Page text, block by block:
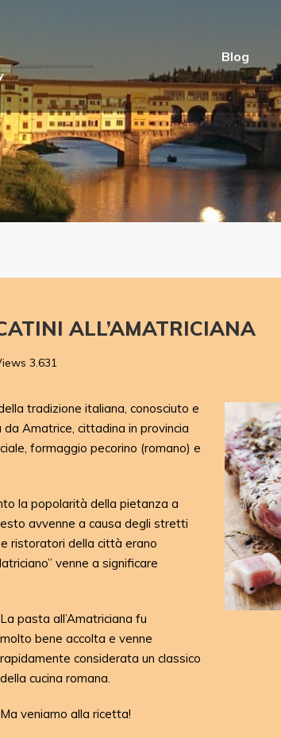
Blog
ALL’AMATRICIANA
3.631
tradizione italiana, conosciuto e
Amatrice, cittadina in provincia
formaggio pecorino (romano) e
la popolarità della pietanza a
avvenne a causa degli stretti
ristoratori della città erano
venne a significare
La pasta all’Amatriciana fu
molto bene accolta e venne
rapidamente considerata un classico
della cucina romana.
Ma veniamo alla ricetta!